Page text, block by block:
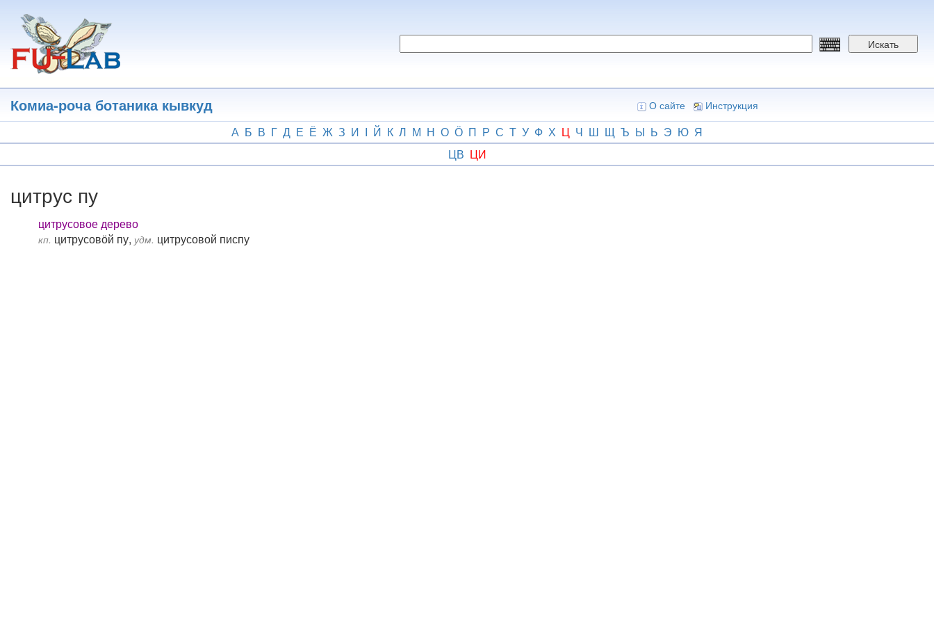
основному
содержанию
Искать
Комиа-роча ботаника кывкуд О сайте Инструкция
А Б В Г Д Е Ё Ж З И І Й К Л М Н О Ӧ П Р С Т У Ф Х Ц Ч Ш Щ Ъ Ы Ь Э Ю Я
ЦВ ЦИ
цитрус пу
цитрусовое дерево
кп. цитрусовӧй пу, удм. цитрусовой писпу